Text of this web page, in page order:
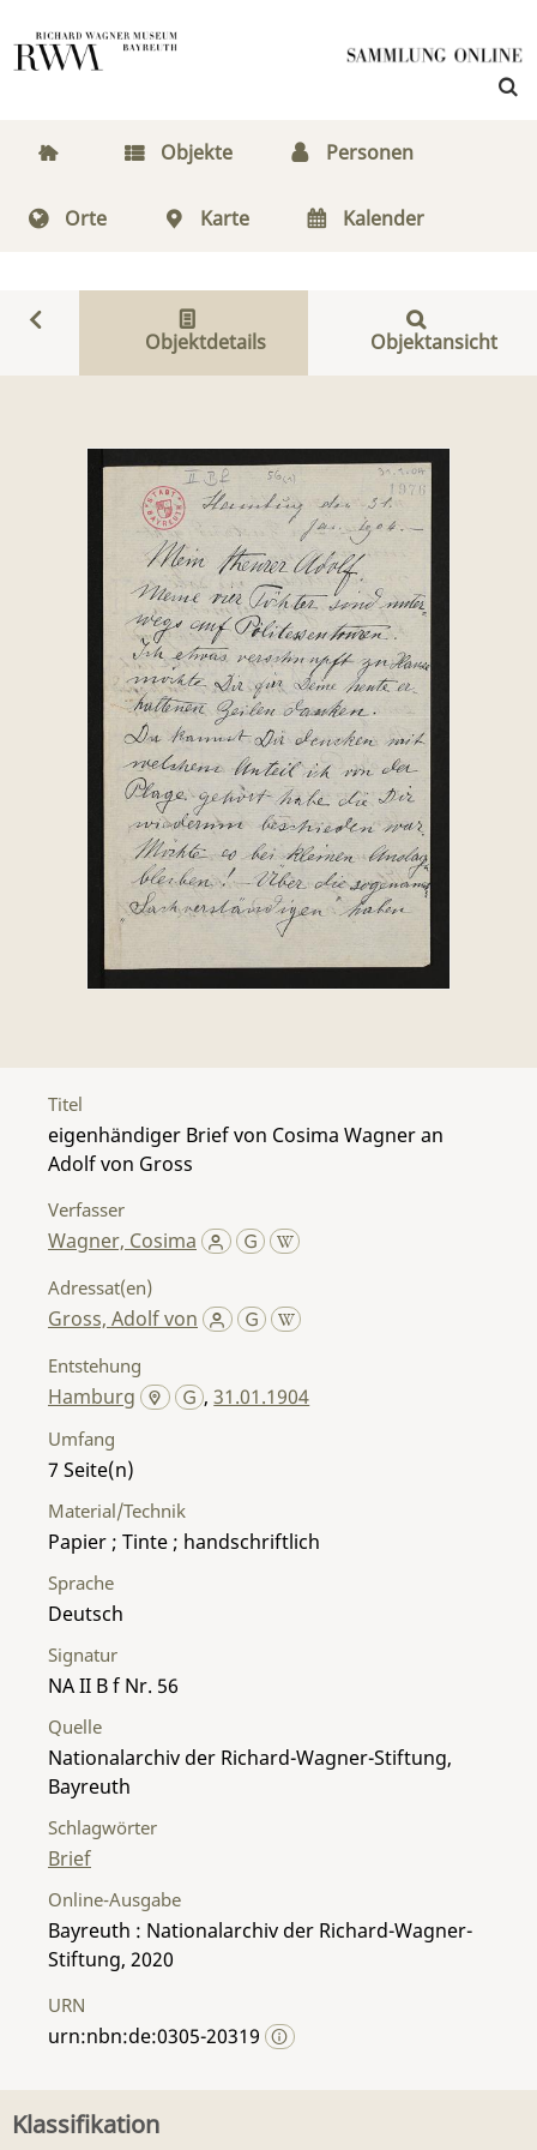
Objekte Personen
Orte Karte Kalender
Objektdetails Objektansicht
Titel
eigenhändiger Brief von Cosima Wagner an
Adolf von Gross
Verfasser
Wagner, Cosima
Adressat(en)
Gross, Adolf von
Entstehung
Hamburg ,31.01.1904
Umfang
7
Material/Technik
Papier ; Tinte ; handschriftlich
Sprache
Deutsch
Signatur
NA II B f Nr. 56
Quelle
Nationalarchiv der Richard-Wagner-Stiftung,
Bayreuth
Schlagwörter
Brief
Online-Ausgabe
Bayreuth : Nationalarchiv der Richard-Wagner-
Stiftung, 2020
URN
urn:nbn:de:0305-20319
Klassifikation